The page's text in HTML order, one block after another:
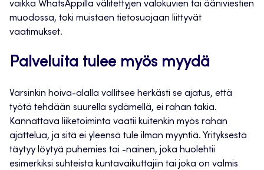
vaikka WhatsAppilla välitettyjen valokuvien tai ääniviestien
muodossa, toki muistaen tietosuojaan liittyvät
vaatimukset.
Palveluita tulee myös myydä
Varsinkin hoiva-alalla vallitsee herkästi se ajatus, että
työtä tehdään suurella sydämellä, ei rahan takia.
Kannattava liiketoiminta vaatii kuitenkin myös rahan
ajattelua, ja sitä ei yleensä tule ilman myyntiä. Yrityksestä
täytyy löytyä puhemies tai -nainen, joka huolehtii
esimerkiksi suhteista kuntavaikuttajiin tai joka on valmis